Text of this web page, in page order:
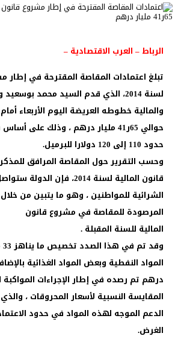
الرباط – العرب الاقتصادية –
تبلغ اعتمادات المقاصة المقترحة في إطار
لسنة 2014، الذي قدم السيد محمد
والمالية خطوطه العريضة اليوم الأربعاء
حوالي 65ر41 مليار درهم ، وذلك على
حدود 110 إلى 120 دولارا للبرميل.
وحسب التقرير حول المقاصة المرافق
قانون المالية لسنة 2014، فإن
الشرائية للمواطنين ، وهو ما يتبين من
المرصودة للمقاصة في مشروع قانون
المالية للسنة المقبلة .
درهم تم رصده في إطار الإجراءات
المقايسة النسبية لأسعار المحروقات ،
الدعم الموجه لهذه المواد في حدود
الغرض.